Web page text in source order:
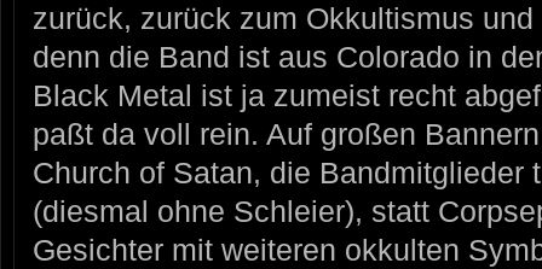
zurück, zurück zum Okkultismus
denn die Band ist aus Colorado in
Black Metal ist ja zumeist recht
paßt da voll rein. Auf großen
Church of Satan, die Bandmitglieder
(diesmal ohne Schleier), statt
Gesichter mit weiteren okkulten